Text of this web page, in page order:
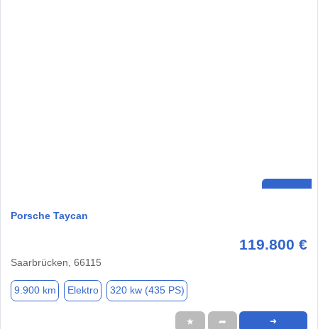
Porsche Taycan
119.800 €
Saarbrücken, 66115
9.900 km Elektro 320 kw (435 PS)
★ ➦ ➜